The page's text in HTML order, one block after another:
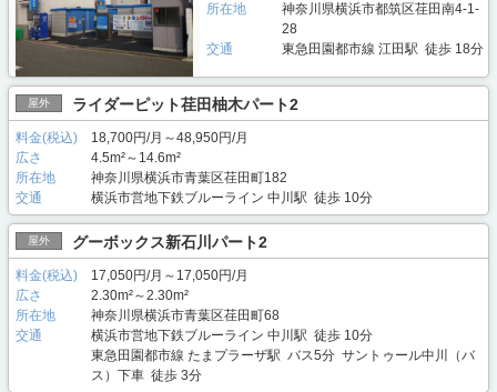
所在地
神奈川県横浜市都筑区荏田南4-1-
28
交通
東急田園都市線 江田駅 徒歩 18分
屋外 ライダーピット荏田柚木パート2
料金(税込)
18,700円/月～48,950円/月
広さ
4.5m²～14.6m²
所在地
神奈川県横浜市青葉区荏田町182
交通
横浜市営地下鉄ブルーライン 中川駅 徒歩 10分
屋外 グーボックス新石川パート2
料金(税込)
17,050円/月～17,050円/月
広さ
2.30m²～2.30m²
所在地
神奈川県横浜市青葉区荏田町68
交通
横浜市営地下鉄ブルーライン 中川駅 徒歩 10分
東急田園都市線 たまプラーザ駅 バス5分 サントゥール中川（バ
ス）下車 徒歩 3分